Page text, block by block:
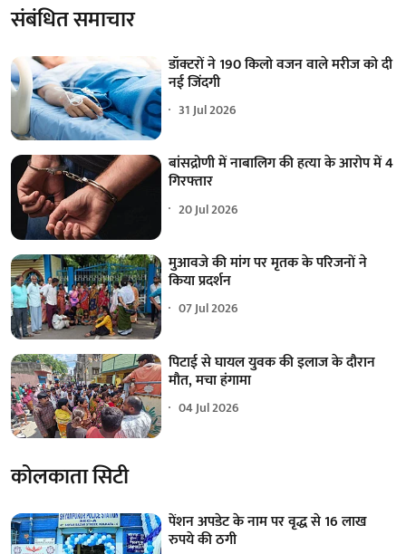
संबंधित समाचार
डॉक्टरों ने 190 किलो वजन वाले मरीज को दी
नई जिंदगी
31 Jul 2026
बांसद्रोणी में नाबालिग की हत्या के आरोप में 4
गिरफ्तार
20 Jul 2026
मुआवजे की मांग पर मृतक के परिजनों ने
किया प्रदर्शन
07 Jul 2026
पिटाई से घायल युवक की इलाज के दौरान
मौत, मचा हंगामा
04 Jul 2026
कोलकाता सिटी
पेंशन अपडेट के नाम पर वृद्ध से 16 लाख
रुपये की ठगी